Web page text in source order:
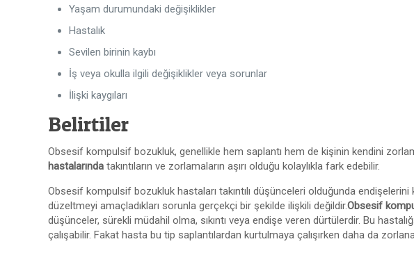
Yaşam durumundaki değişiklikler
Hastalık
Sevilen birinin kaybı
İş veya okulla ilgili değişiklikler veya sorunlar
İlişki kaygıları
Belirtiler
Obsesif kompulsif bozukluk, genellikle hem saplantı hem de kişinin kendini
hastalarında takıntıların ve zorlamaların aşırı olduğu kolaylıkla fark edebilir.
Obsesif kompulsif bozukluk hastaları takıntılı düşünceleri olduğunda
düzeltmeyi amaçladıkları sorunla gerçekçi bir şekilde ilişkili değildir.Obsesif
düşünceler, sürekli müdahil olma, sıkıntı veya endişe veren dürtülerdir. Bu
çalışabilir. Fakat hasta bu tip saplantılardan kurtulmaya çalışırken daha da